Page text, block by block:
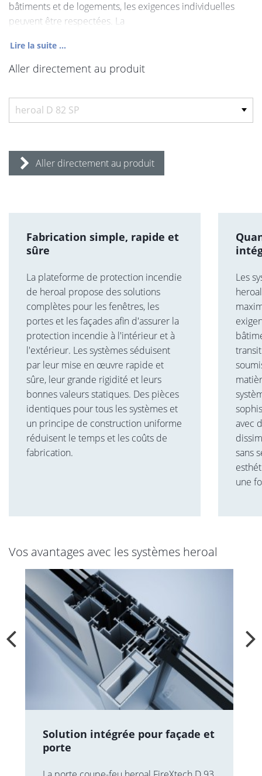
bâtiments et de logements, les exigences individuelles
peuvent être respectées. La
Lire la suite ...
Aller directement au produit
Aller directement au produit
Fabrication simple, rapide et
sûre
La plateforme de protection incendie
de heroal propose des solutions
complètes pour les fenêtres, les
portes et les façades afin d'assurer la
protection incendie à l'intérieur et à
l'extérieur. Les systèmes séduisent
par leur mise en œuvre rapide et
sûre, leur grande rigidité et leurs
bonnes valeurs statiques. Des pièces
identiques pour tous les systèmes et
un principe de construction uniforme
réduisent le temps et les coûts de
fabrication.
Les
avec
sans
une
Vos avantages avec les systèmes heroal
Solution intégrée pour façade et
porte